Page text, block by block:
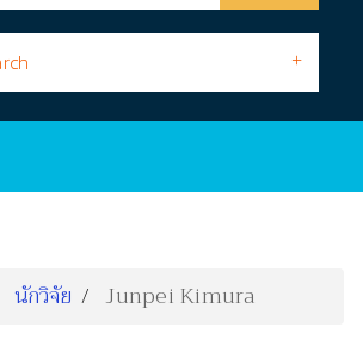
นักวิจัย Junpei Kimura